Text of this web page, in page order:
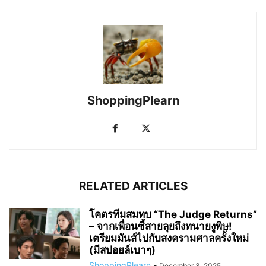
ShoppingPlearn
RELATED ARTICLES
โคตรทีมสมทบ “The Judge Returns”
– จากเพื่อนซี้สายลุยถึงทนายงูพิษ!
เตรียมมันส์ไปกับสงครามศาลครั้งใหม่
(มีสปอยล์เบาๆ)